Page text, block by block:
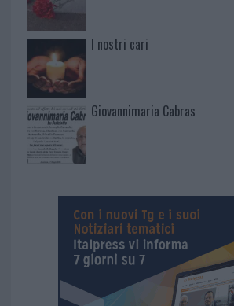
I nostri cari
Giovannimaria Cabras